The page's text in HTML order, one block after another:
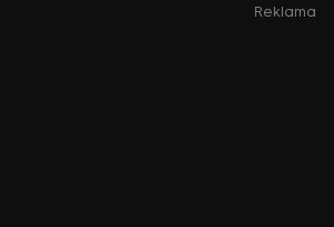
Reklama